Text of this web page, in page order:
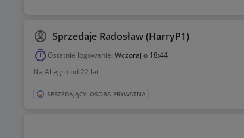
Sprzedaje Radosław (HarryP1)
Ostatnie logowanie: Wczoraj o 18:44
Na Allegro od 22 lat
SPRZEDAJĄCY: OSOBA PRYWATNA